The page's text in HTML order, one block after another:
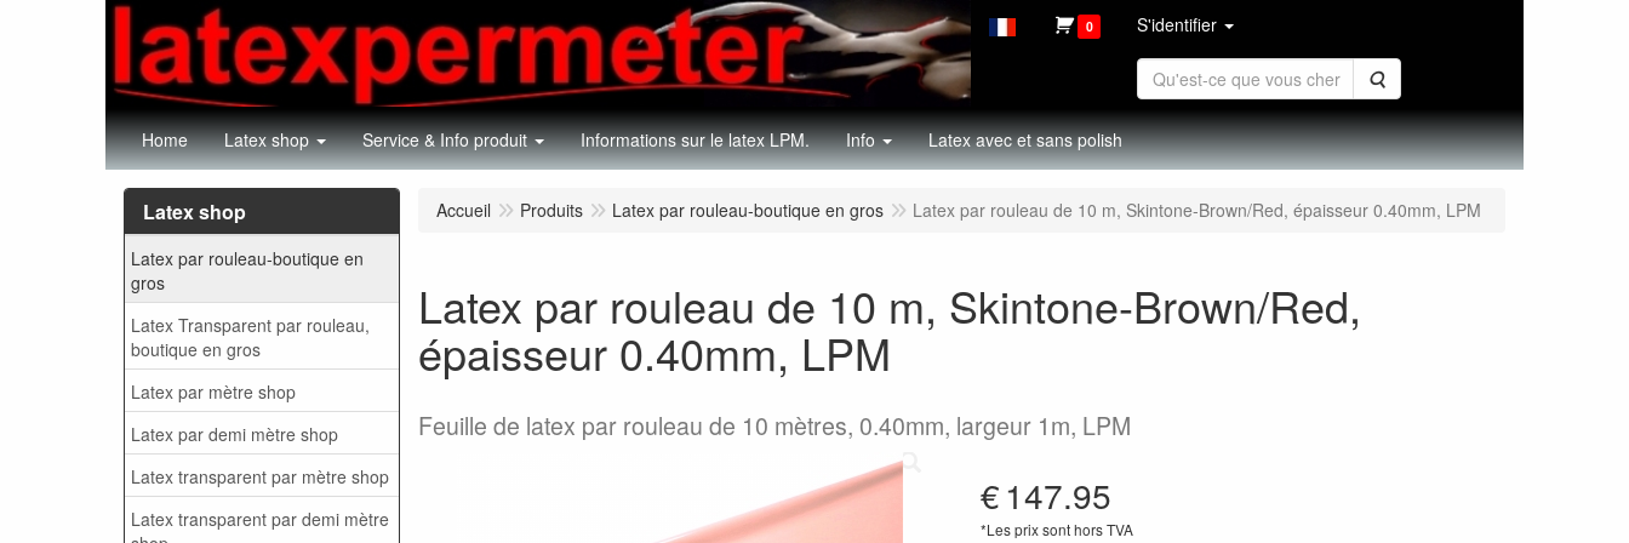
0 S'identifier
Rechercher
Home Latex shop Service & Info produit Informations sur le latex LPM. Info Latex avec et sans polish
Latex shop
Latex par rouleau-boutique en
gros
Latex Transparent par rouleau,
boutique en gros
Latex par mètre shop
Latex par demi mètre shop
Latex transparent par mètre shop
Latex transparent par demi mètre
Accueil Produits Latex par rouleau-boutique en gros Latex par rouleau de 10 m, Skintone-Brown/Red, épaisseur 0.40mm, LPM
Latex par rouleau de 10 m, Skintone-Brown/Red,
épaisseur 0.40mm, LPM
Feuille de latex par rouleau de 10 mètres, 0.40mm, largeur 1m, LPM
€147.95
*Les prix sont hors TVA